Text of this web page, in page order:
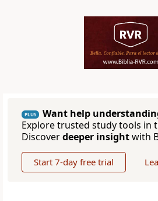
PLUS
Want help
Explore trusted study tools in
Discoverdeeper insightwith
Start 7-day free trial